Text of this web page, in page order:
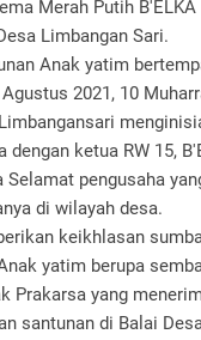
Merah Putih B'ELKA
Limbangan Sari.
Anak yatim
2021, 10
dengan ketua RW 15,
Selamat pengusaha
di wilayah desa.
keikhlasan
yatim berupa
Prakarsa yang
santunan di Balai